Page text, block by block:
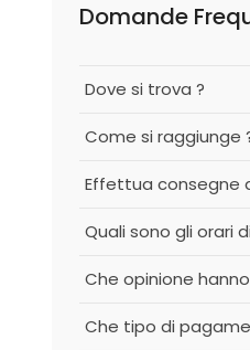
Domande
Dove si trova ?
Come si raggiunge
Effettua consegne
Quali sono gli orari
Che opinione
Che tipo di